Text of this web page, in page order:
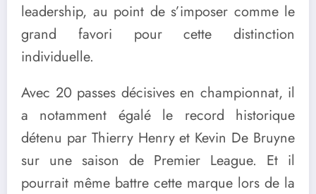
leadership, au point de s’imposer comme le
grand favori pour cette distinction
individuelle.
Avec 20 passes décisives en championnat, il
a notamment égalé le record historique
détenu par Thierry Henry et Kevin De Bruyne
sur une saison de Premier League. Et il
pourrait même battre cette marque lors de la